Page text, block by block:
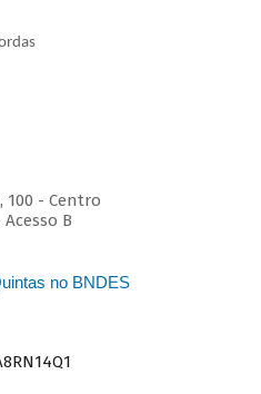
100 - Centro
B
no BNDES